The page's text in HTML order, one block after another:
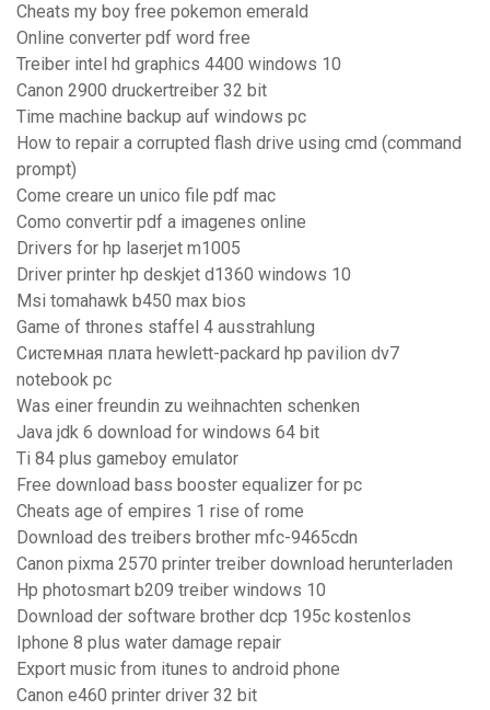
Cheats my boy free pokemon emerald
Online converter pdf word free
Treiber intel hd graphics 4400 windows 10
Canon 2900 druckertreiber 32 bit
Time machine backup auf windows pc
How to repair a corrupted flash drive using cmd (command
prompt)
Come creare un unico file pdf mac
Como convertir pdf a imagenes online
Drivers for hp laserjet m1005
Driver printer hp deskjet d1360 windows 10
Msi tomahawk b450 max bios
Game of thrones staffel 4 ausstrahlung
Системная плата hewlett-packard hp pavilion dv7
notebook pc
Was einer freundin zu weihnachten schenken
Java jdk 6 download for windows 64 bit
Ti 84 plus gameboy emulator
Free download bass booster equalizer for pc
Cheats age of empires 1 rise of rome
Download des treibers brother mfc-9465cdn
Canon pixma 2570 printer treiber download herunterladen
Hp photosmart b209 treiber windows 10
Download der software brother dcp 195c kostenlos
Iphone 8 plus water damage repair
Export music from itunes to android phone
Canon e460 printer driver 32 bit